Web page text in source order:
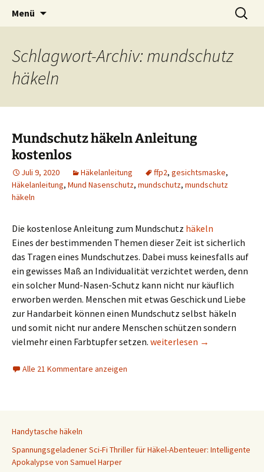
Häkeln
Zubehör und Tipps zum Häkeln
Menü
Suchen
nach:
Schlagwort-Archiv: mundschutz
häkeln
Mundschutz häkeln Anleitung
kostenlos
Juli 9, 2020 Häkelanleitung ffp2, gesichtsmaske,
Häkelanleitung, Mund Nasenschutz, mundschutz, mundschutz
häkeln
Die kostenlose Anleitung zum Mundschutz häkeln
Eines der bestimmenden Themen dieser Zeit ist sicherlich
das Tragen eines Mundschutzes. Dabei muss keinesfalls auf
ein gewisses Maß an Individualität verzichtet werden, denn
ein solcher Mund-Nasen-Schutz kann nicht nur käuflich
erworben werden. Menschen mit etwas Geschick und Liebe
zur Handarbeit können einen Mundschutz selbst häkeln
und somit nicht nur andere Menschen schützen sondern
vielmehr einen Farbtupfer setzen. Mundschutz häkeln
weiterlesen →
Alle 21 Kommentare anzeigen
Handytasche häkeln
Spannungsgeladener Sci-Fi Thriller für Häkel-Abenteuer: Intelligente
Apokalypse von Samuel Harper